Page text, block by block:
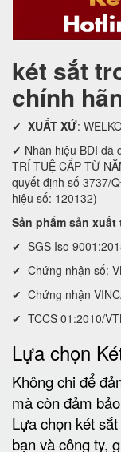
két sắt
chính
✔ XUẤT XỨ:
✔ Nhãn hiệu BDI đã
TRÍ TUỆ CẤP TỪ
quyết định số 3737/
hiệu số: 120132)
Sản phẩm sản
✔ SGS Iso
✔ Chứng nhận số:
✔ Chứng nhận
✔ TCCS 01:2010/
Lựa chọn
Không chi để
mà còn đảm
Lựa chọn két
bạn và công ty,